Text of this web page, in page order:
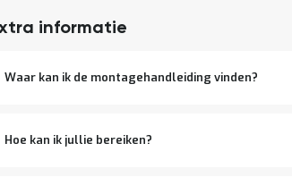
informatie
Waar kan ik de montagehandleiding vinden?
Hoe kan ik jullie bereiken?